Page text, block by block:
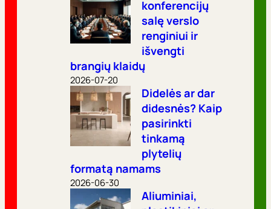
konferencijų
salę verslo
renginiui ir
išvengti
brangių klaidų
2026-07-20
Didelės ar dar
didesnės? Kaip
pasirinkti
tinkamą
plytelių
formatą namams
2026-06-30
Aliuminiai,